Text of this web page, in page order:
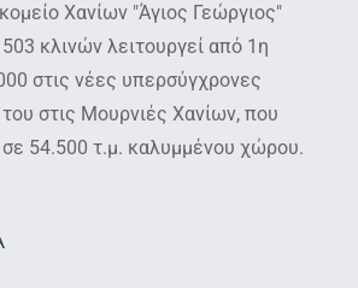
Χανίων "Άγιος Γεώργιος"
κλινών λειτουργεί από 1η
στις νέες υπερσύγχρονες
στις Μουρνιές Χανίων, που
σε 54.500 τ.μ. καλυμμένου χώρου.